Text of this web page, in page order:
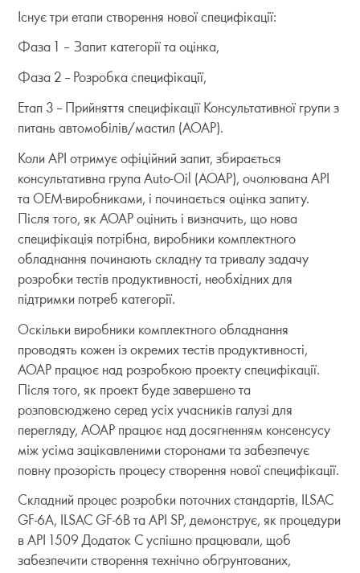
Існує три етапи створення нової специфікації:
Фаза 1 – Запит категорії та оцінка,
Фаза 2 -- Розробка специфікації,
Етап 3 -- Прийняття специфікації Консультативної групи з
питань автомобілів/мастил (AOAP).
Коли API отримує офіційний запит, збирається
консультативна група Auto-Oil (AOAP), очолювана API
та OEM-виробниками, і починається оцінка запиту.
Після того, як AOAP оцінить і визначить, що нова
специфікація потрібна, виробники комплектного
обладнання починають складну та тривалу задачу
розробки тестів продуктивності, необхідних для
підтримки потреб категорії.
Оскільки виробники комплектного обладнання
проводять кожен із окремих тестів продуктивності,
AOAP працює над розробкою проекту специфікації.
Після того, як проект буде завершено та
розповсюджено серед усіх учасників галузі для
перегляду, AOAP працює над досягненням консенсусу
між усіма зацікавленими сторонами та забезпечує
повну прозорість процесу створення нової специфікації.
Складний процес розробки поточних стандартів, ILSAC
GF-6A, ILSAC GF-6B та API SP, демонструє, як процедури
в API 1509 Додаток C успішно працювали, щоб
забезпечити створення технічно обґрунтованих,